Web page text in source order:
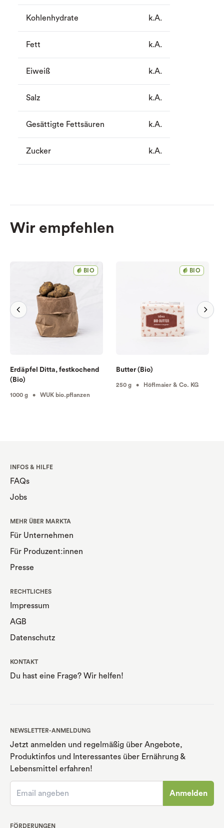
Kohlenhydrate k.A.
Fett k.A.
Eiweiß k.A.
Salz k.A.
Gesättigte Fettsäuren k.A.
Zucker k.A.
Wir empfehlen
BIO
Erdäpfel Ditta, festkochend
(Bio)
1000 g • WUK bio.pflanzen
BIO
Butter (Bio)
250 g • Höflmaier & Co. KG
INFOS & HILFE
FAQs
Jobs
MEHR ÜBER MARKTA
Für Unternehmen
Für Produzent:innen
Presse
RECHTLICHES
Impressum
AGB
Datenschutz
KONTAKT
Du hast eine Frage? Wir helfen!
NEWSLETTER-ANMELDUNG
Jetzt anmelden und regelmäßig über Angebote,
Produktinfos und Interessantes über Ernährung &
Lebensmittel erfahren!
Anmelden
FÖRDERUNGEN